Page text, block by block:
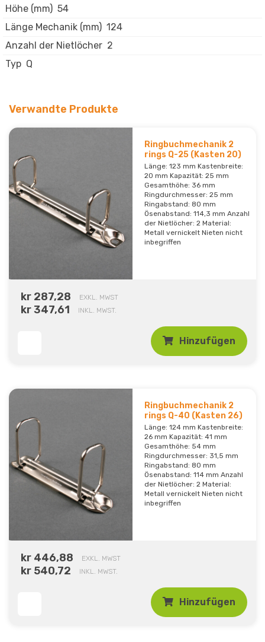
Höhe (mm) 54
Länge Mechanik (mm) 124
Anzahl der Nietlöcher 2
Typ Q
Verwandte Produkte
Ringbuchmechanik 2
rings Q-25 (Kasten 20)
Länge: 123 mm Kastenbreite:
20 mm Kapazität: 25 mm
Gesamthöhe: 36 mm
Ringdurchmesser: 25 mm
Ringabstand: 80 mm
Ösenabstand: 114,3 mm Anzahl
der Nietlöcher: 2 Material:
Metall vernickelt Nieten nicht
inbegriffen
kr 287,28 EXKL. MWST
kr 347,61 INKL. MWST.
Hinzufügen
Ringbuchmechanik 2
rings Q-40 (Kasten 26)
Länge: 124 mm Kastenbreite:
26 mm Kapazität: 41 mm
Gesamthöhe: 54 mm
Ringdurchmesser: 31,5 mm
Ringabstand: 80 mm
Ösenabstand: 114 mm Anzahl
der Nietlöcher: 2 Material:
Metall vernickelt Nieten nicht
inbegriffen
kr 446,88 EXKL. MWST
kr 540,72 INKL. MWST.
Hinzufügen